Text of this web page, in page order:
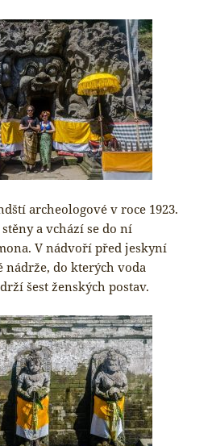
archeologové v roce 1923.
a vchází se do ní
V nádvoří před jeskyní
do kterých voda
šest ženských postav.